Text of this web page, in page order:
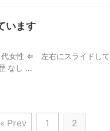
います
０代女性 ⇐ 左右にスライ
なし ...
« Prev 1 2